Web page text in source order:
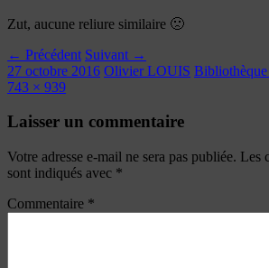
Zut, aucune reliure similaire 🙁
← Précédent Suivant →
27 octobre 2016 Olivier LOUIS
743 × 939
Laisser un commentaire
Votre adresse e-mail ne sera pas publiée. Les
sont indiqués avec *
Commentaire *